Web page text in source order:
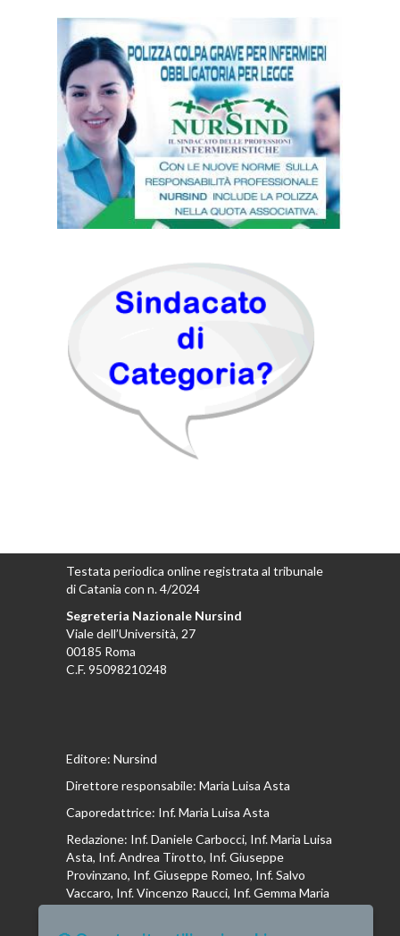
Testata periodica online registrata al tribunale
di Catania con n. 4/2024
Segreteria Nazionale Nursind
Viale dell’Università, 27
00185 Roma
C.F. 95098210248
Editore: Nursind
Direttore responsabile: Maria Luisa Asta
Caporedattrice: Inf. Maria Luisa Asta
Redazione: Inf. Daniele Carbocci, Inf. Maria Luisa
Asta, Inf. Andrea Tirotto, Inf. Giuseppe
Provinzano, Inf. Giuseppe Romeo, Inf. Salvo
Vaccaro, Inf. Vincenzo Raucci, Inf. Gemma Maria